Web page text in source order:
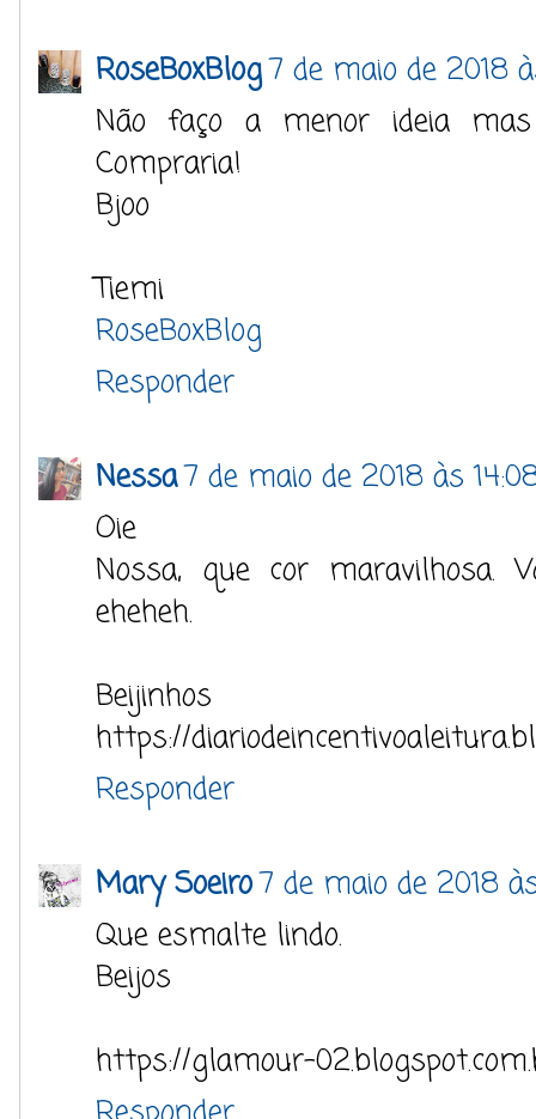
RoseBoxBlog7 de maio de 2018
Não faço a menor ideia
Compraria!
Bjoo
Tiemi
RoseBoxBlog
Responder
Nessa7 de maio de 2018 às
Oie
Nossa, que cor maravilhosa.
eheheh.
Beijinhos
https://
Responder
Mary Soeiro7 de maio de 2018
Que esmalte lindo.
Beijos
https://glamour-